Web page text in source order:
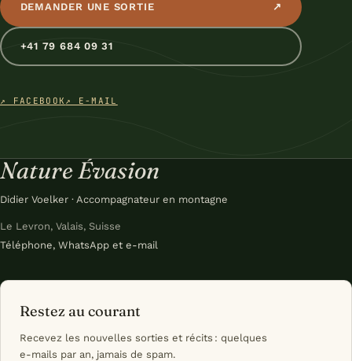
DEMANDER UNE SORTIE ↗
+41 79 684 09 31
↗ FACEBOOK ↗ E-MAIL
Nature Évasion
Didier Voelker · Accompagnateur en montagne
Le Levron, Valais, Suisse
Téléphone, WhatsApp et e-mail
Restez au courant
Recevez les nouvelles sorties et récits : quelques
e-mails par an, jamais de spam.